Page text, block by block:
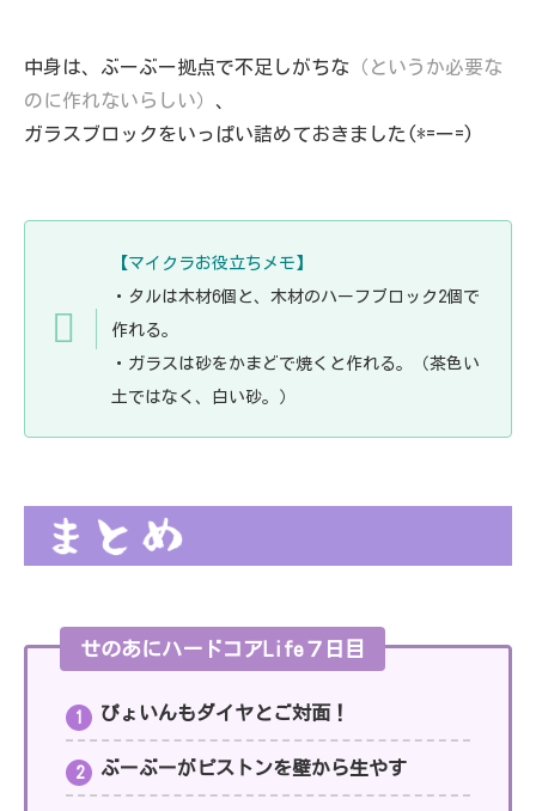
中身は、ぶーぶー拠点で不足しがちな （というか必要な
のに作れないらしい） 、
ガラスブロックをいっぱい詰めておきました(*=ー=)
【マイクラお役立ちメモ】
・タルは木材6個と、木材のハーフブロック2個で
作れる。
・ ガラスは砂をかまどで焼くと作れる。（茶色い
土ではなく、白い砂。）
せのあにハードコアLife７日目
ぴょいんもダイヤとご対面！
ぶーぶーがピストンを壁から生やす